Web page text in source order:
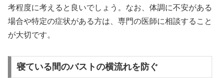
考程度に考えると良いでしょう。なお、体調に不安がある
場合や特定の症状がある方は、専門の医師に相談すること
が大切です。
寝ている間のバストの横流れを防ぐ